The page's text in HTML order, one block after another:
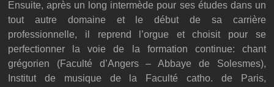
Ensuite, après un long intermède pour ses études dans un
tout autre domaine et le début de sa carrière
professionnelle, il reprend l’orgue et choisit pour se
perfectionner la voie de la formation continue: chant
grégorien (Faculté d’Angers – Abbaye de Solesmes),
Institut de musique de la Faculté catho. de Paris,